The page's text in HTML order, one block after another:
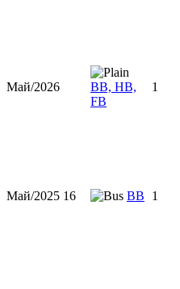
Май/2026
BB, HB,
FB
1
Май/2025 16 BB 1